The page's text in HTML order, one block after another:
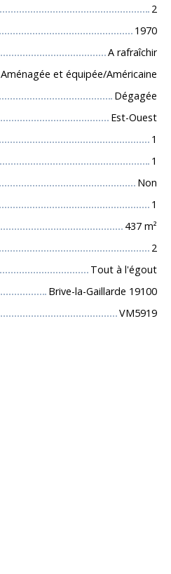
2
1970
A rafraîchir
Aménagée et équipée/Américaine
Dégagée
Est-Ouest
1
1
Non
1
437 m²
2
Tout à l'égout
Brive-la-Gaillarde 19100
VM5919